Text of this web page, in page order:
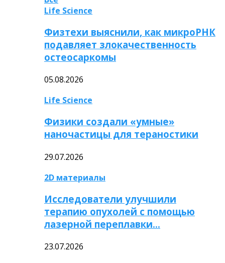
Life Science
Физтехи выяснили, как микроРНК
подавляет злокачественность
остеосаркомы
05.08.2026
Life Science
Физики создали «умные»
наночастицы для тераностики
29.07.2026
2D материалы
Исследователи улучшили
терапию опухолей с помощью
лазерной переплавки…
23.07.2026